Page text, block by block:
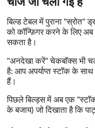
बिल्ड टेबल में पुराना "स्रोत"
को कॉन्फ़िगर करने के लिए अब
सकता है।
"अनदेखा करें" चेकबॉक्स भी
है: आप अपर्याप्त स्टॉक के
हैं।
पिछले बिल्ड्स में अब एक
के बजाय) जो दिखाता है कि